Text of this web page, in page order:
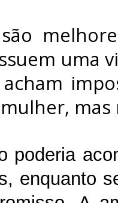
uma
poderia
enquanto